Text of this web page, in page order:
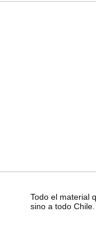
Todo el material
sino a todo Chile.